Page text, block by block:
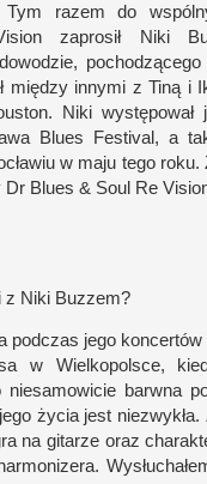
Tym razem do
zaprosił Niki
między innymi z Tiną i I
Niki występował
Blues Festival, a t
w maju tego roku.
Dr Blues & Soul Re
z Niki Buzzem?
pod­czas jego kon­cer­tów
w Wiel­kopol­sce,
nie­samowicie barwna
życia jest nie­zwykła.
na gitarze oraz